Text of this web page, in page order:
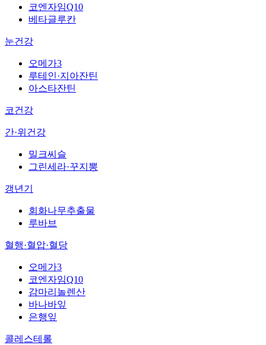
코엔자임Q10
베타글루칸
눈건강
오메가3
루테인·지아잔틴
아스타잔틴
코건강
간·위건강
밀크씨슬
그린세라·꾸지뽕
갱년기
회화나무추출물
루바브
혈행·혈압·혈당
오메가3
코엔자임Q10
감마리놀렌산
바나바잎
은행잎
콜레스테롤